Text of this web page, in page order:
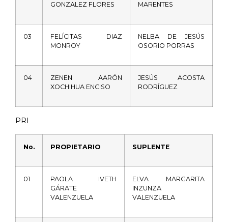
GONZALEZ FLORES
MARENTES
03 FELÍCITAS
DIAZ
MONROY
NELBA DE
JESÚS
OSORIO PORRAS
04 ZENEN
AARÓN
XOCHIHUA ENCISO
JESÚS
ACOSTA
RODRÍGUEZ
PRI
No. PROPIETARIO SUPLENTE
01 PAOLA
IVETH
GÁRATE
VALENZUELA
ELVA
MARGARITA
INZUNZA
VALENZUELA